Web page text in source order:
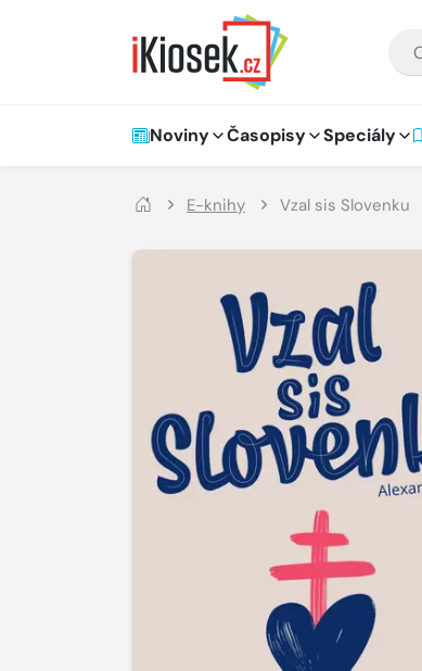
Hlavní navigace
Noviny Časopisy Speciály
E-knihy Vzal sis Slovenku